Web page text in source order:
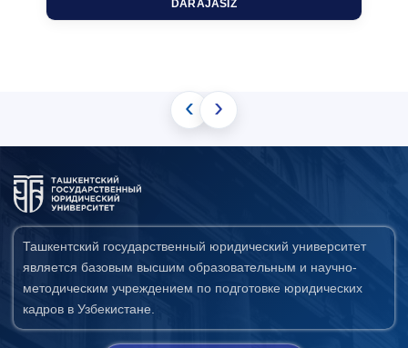
DARAJASIZ
‹ ›
Ташкентский государственный юридический университет
является базовым высшим образовательным и научно-
методическим учреждением по подготовке юридических
кадров в Узбекистане.